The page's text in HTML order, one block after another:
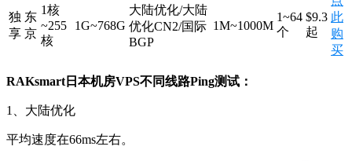
独
享
东
京
1核
~255
核
1G~768G
大陆优化/大陆
优化CN2/国际
BGP
1M~1000M
1~64
个
$9.3
起
此
购
买
RAKsmart日本机房VPS不同线路Ping测试：
1、大陆优化
平均速度在66ms左右。